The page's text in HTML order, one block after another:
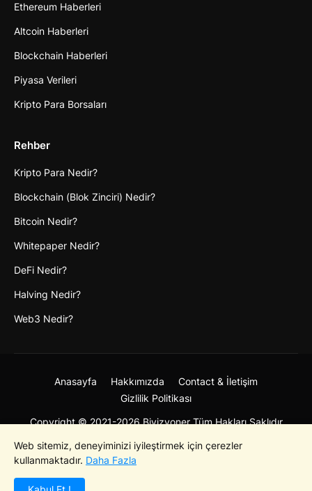
Ethereum Haberleri
Altcoin Haberleri
Blockchain Haberleri
Piyasa Verileri
Kripto Para Borsaları
Rehber
Kripto Para Nedir?
Blockchain (Blok Zinciri) Nedir?
Bitcoin Nedir?
Whitepaper Nedir?
DeFi Nedir?
Halving Nedir?
Web3 Nedir?
Copyright © 2021-2026 Bivizyoner Tüm Hakları Saklıdır
Anasayfa Hakkımızda
Contact & İletişim
Gizlilik Politikası
Web sitemiz, deneyiminizi iyileştirmek için çerezler
kullanmaktadır. Daha Fazla